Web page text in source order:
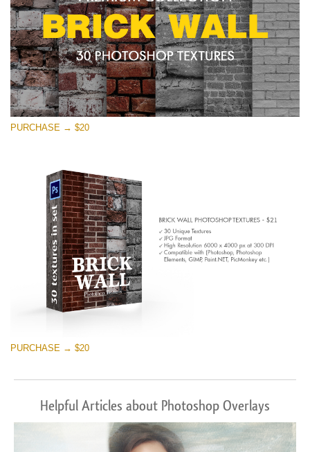
Entire Collection
(1783 Overlays)
Large 6000*4000px
무료 다운로드
PURCHASE → $20
PURCHASE → $20
Helpful Articles about Photoshop Overlays